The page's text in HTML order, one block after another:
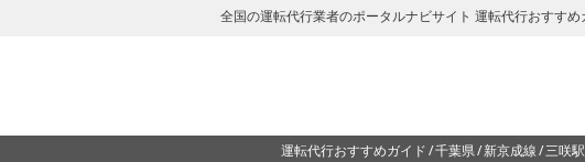
全国の運転代行業者のポータルナビサイト 運転代行おすす
運転代行おすすめガイド 千葉県 新京成線 三咲